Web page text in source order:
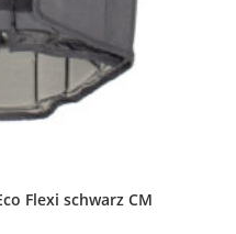
Flexi schwarz CM